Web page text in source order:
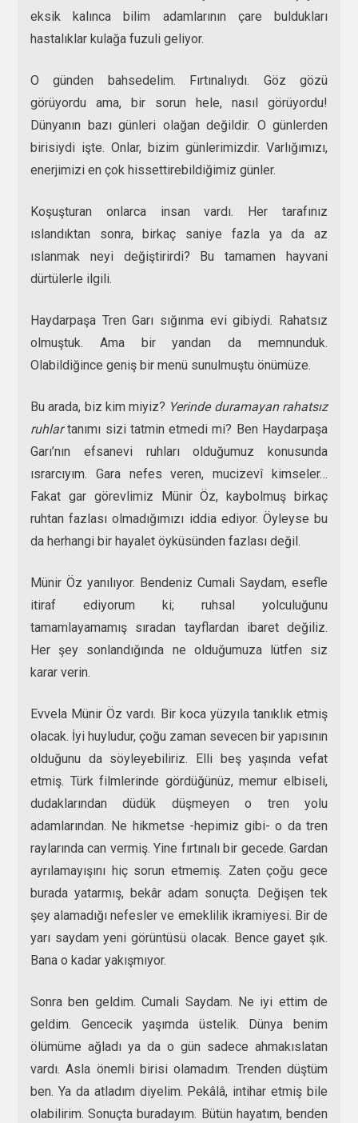
eksik kalınca bilim adamlarının çare buldukları
hastalıklar kulağa fuzuli geliyor.
O günden bahsedelim. Fırtınalıydı. Göz gözü
görüyordu ama, bir sorun hele, nasıl görüyordu!
Dünyanın bazı günleri olağan değildir. O günlerden
birisiydi işte. Onlar, bizim günlerimizdir. Varlığımızı,
enerjimizi en çok hissettirebildiğimiz günler.
Koşuşturan onlarca insan vardı. Her tarafınız
ıslandıktan sonra, birkaç saniye fazla ya da az
ıslanmak neyi değiştirirdi? Bu tamamen hayvani
dürtülerle ilgili.
Haydarpaşa Tren Garı sığınma evi gibiydi. Rahatsız
olmuştuk. Ama bir yandan da memnunduk.
Olabildiğince geniş bir menü sunulmuştu önümüze.
Bu arada, biz kim miyiz? Yerinde duramayan rahatsız
ruhlartanımı sizi tatmin etmedi mi? Ben Haydarpaşa
Garı’nın efsanevi ruhları olduğumuz konusunda
ısrarcıyım. Gara nefes veren, mucizevî kimseler…
Fakat gar görevlimiz Münir Öz, kaybolmuş birkaç
ruhtan fazlası olmadığımızı iddia ediyor. Öyleyse bu
da herhangi bir hayalet öyküsünden fazlası değil.
Münir Öz yanılıyor. Bendeniz Cumali Saydam, esefle
itiraf ediyorum ki; ruhsal yolculuğunu
tamamlayamamış sıradan tayflardan ibaret değiliz.
Her şey sonlandığında ne olduğumuza lütfen siz
karar verin.
Evvela Münir Öz vardı. Bir koca yüzyıla tanıklık etmiş
olacak. İyi huyludur, çoğu zaman sevecen bir yapısının
olduğunu da söyleyebiliriz. Elli beş yaşında vefat
etmiş. Türk filmlerinde gördüğünüz, memur elbiseli,
dudaklarından düdük düşmeyen o tren yolu
adamlarından. Ne hikmetse -hepimiz gibi- o da tren
raylarında can vermiş. Yine fırtınalı bir gecede. Gardan
ayrılamayışını hiç sorun etmemiş. Zaten çoğu gece
burada yatarmış, bekâr adam sonuçta. Değişen tek
şey alamadığı nefesler ve emeklilik ikramiyesi. Bir de
yarı saydam yeni görüntüsü olacak. Bence gayet şık.
Bana o kadar yakışmıyor.
Sonra ben geldim. Cumali Saydam. Ne iyi ettim de
geldim. Gencecik yaşımda üstelik. Dünya benim
ölümüme ağladı ya da o gün sadece ahmakıslatan
vardı. Asla önemli birisi olamadım. Trenden düştüm
ben. Ya da atladım diyelim. Pekâlâ, intihar etmiş bile
olabilirim. Sonuçta buradayım. Bütün hayatım, benden